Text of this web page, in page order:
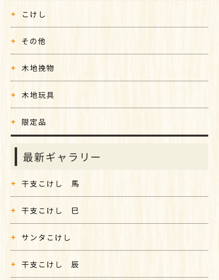
こけし
その他
木地挽物
木地玩具
限定品
最新ギャラリー
干支こけし 馬
干支こけし 巳
サンタこけし
干支こけし 辰